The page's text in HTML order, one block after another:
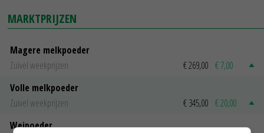
MARKTPRIJZEN
Magere melkpoeder
Zuivel weekprijzen
€ 269,00 € 7,00
Volle melkpoeder
Zuivel weekprijzen
€ 345,00 € 20,00
Weipoeder